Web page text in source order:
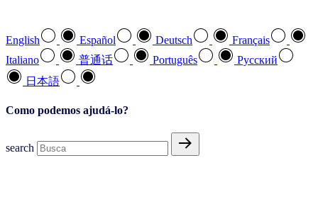
English Español Deutsch
Français
Italiano
普通话 Português
Pусский
日本語
Como podemos ajudá-lo?
search